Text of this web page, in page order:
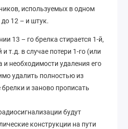
используемых в одном
12 – и штук.
13 – го брелка стирается 1-й,
и т.д. в случае потери 1-го (или
необходимости удаления его
удалить полностью из
и заново прописать
будут
конструкции на пути